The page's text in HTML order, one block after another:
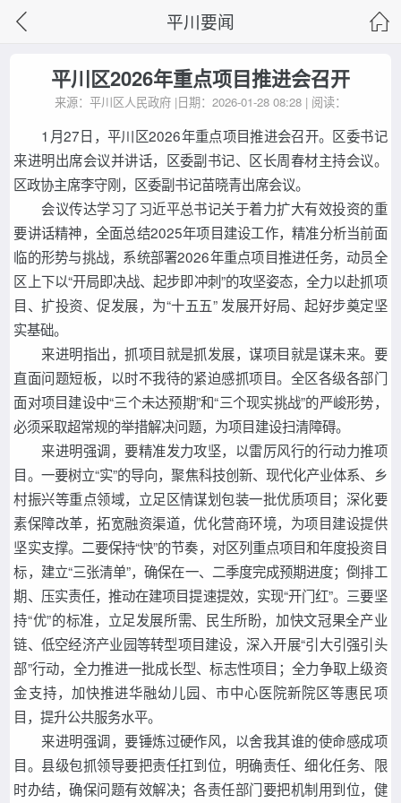
平川要闻
平川区2026年重点项目推进会召开
来源：平川区人民政府 |日期：2026-01-28 08:28 | 阅读：
1月27日，平川区2026年重点项目推进会召开。区委书记
来进明出席会议并讲话，区委副书记、区长周春材主持会议。
区政协主席李守刚，区委副书记苗晓青出席会议。
会议传达学习了习近平总书记关于着力扩大有效投资的重
要讲话精神，全面总结2025年项目建设工作，精准分析当前面
临的形势与挑战，系统部署2026年重点项目推进任务，动员全
区上下以“开局即决战、起步即冲刺”的攻坚姿态，全力以赴抓项
目、扩投资、促发展，为“十五五” 发展开好局、起好步奠定坚
实基础。
来进明指出，抓项目就是抓发展，谋项目就是谋未来。要
直面问题短板，以时不我待的紧迫感抓项目。全区各级各部门
面对项目建设中“三个未达预期”和“三个现实挑战”的严峻形势，
必须采取超常规的举措解决问题，为项目建设扫清障碍。
来进明强调，要精准发力攻坚，以雷厉风行的行动力推项
目。一要树立“实”的导向，聚焦科技创新、现代化产业体系、乡
村振兴等重点领域，立足区情谋划包装一批优质项目；深化要
素保障改革，拓宽融资渠道，优化营商环境，为项目建设提供
坚实支撑。二要保持“快”的节奏，对区列重点项目和年度投资目
标，建立“三张清单”，确保在一、二季度完成预期进度；倒排工
期、压实责任，推动在建项目提速提效，实现“开门红”。三要坚
持“优”的标准，立足发展所需、民生所盼，加快文冠果全产业
链、低空经济产业园等转型项目建设，深入开展“引大引强引头
部”行动，全力推进一批成长型、标志性项目；全力争取上级资
金支持，加快推进华融幼儿园、市中心医院新院区等惠民项
目，提升公共服务水平。
来进明强调，要锤炼过硬作风，以舍我其谁的使命感成项
目。县级包抓领导要把责任扛到位，明确责任、细化任务、限
时办结，确保问题有效解决；各责任部门要把机制用到位，健